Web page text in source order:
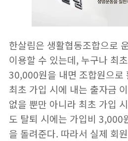
한살림은 생활협동조합으로
이용할 수 있는데, 누구나 최
30,000원을 내면 조합원으로
최초 가입 시에 내는 출자금
없을 뿐만 아니라 최초 가입
도 탈퇴 시에는 가입비 3,000
을 돌려준다. 따라서 실제 회